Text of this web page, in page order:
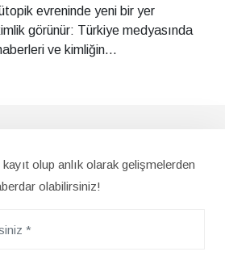
ütopik evreninde yeni bir yer
görünür: Türkiye medyasında
ve kimliğin...
olup anlık olarak gelişmelerden
olabilirsiniz!